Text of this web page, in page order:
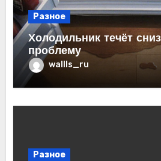
Разное
Холодильник течёт
проблему
wallls_ru
Разное